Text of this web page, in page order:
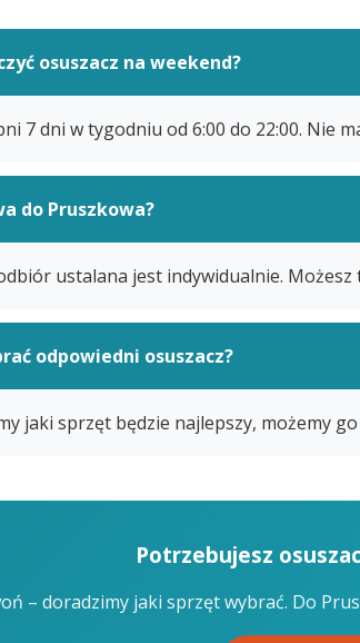
osuszacz na weekend?
7 dni w tygodniu od 6:00 do 22:00. Nie
do Pruszkowa?
ustalana jest indywidualnie.
odpowiedni osuszacz?
jaki sprzęt będzie najlepszy, możemy
Potrzebujesz
– doradzimy jaki sprzęt wybrać. Do